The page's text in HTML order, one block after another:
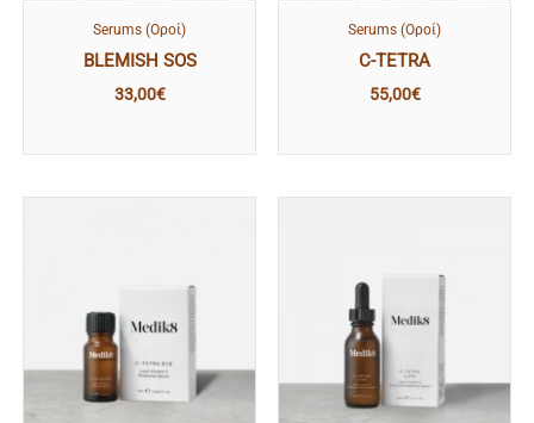
Serums (Οροί)
BLEMISH SOS
33,00€
Serums (Οροί)
C-TETRA
55,00€